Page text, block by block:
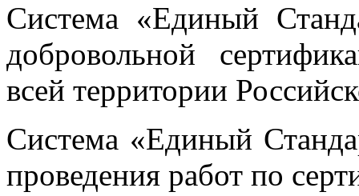
Система «Единый
добровольной
всей территории
Система «Единый
проведения работ по